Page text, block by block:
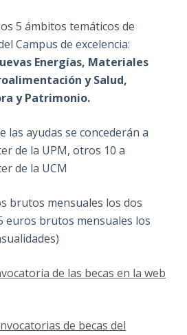
5 ámbitos temáticos de
Campus de excelencia:
Energías, Materiales
y Salud,
y Patrimonio.
las ayudas se concederán a
de la UPM, otros 10 a
de la UCM
brutos mensuales los dos
euros brutos mensuales los
de las becas en la web
de becas del